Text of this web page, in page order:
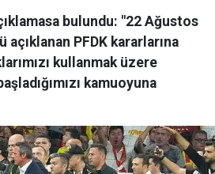
bulundu: "22 Ağustos
açıklanan PFDK kararlarına
kullanmak üzere
kamuoyuna